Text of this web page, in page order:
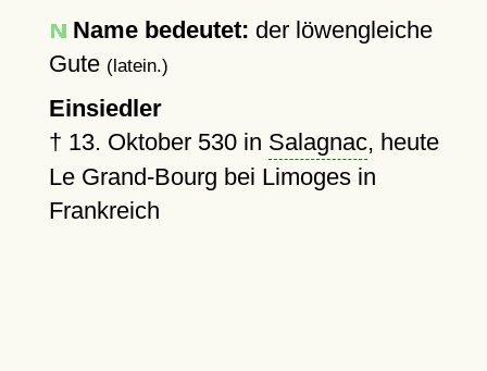
Name bedeutet: der löwengleiche
Gute (latein.)
Einsiedler
† 13. Oktober 530in Salagnac, heute
Le Grand-Bourg bei Limoges in
Frankreich